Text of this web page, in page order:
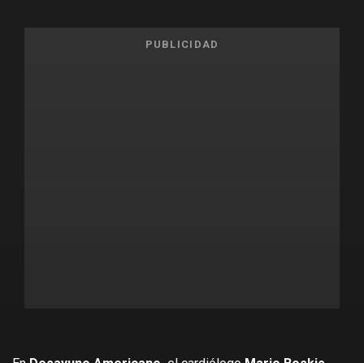
PUBLICIDAD